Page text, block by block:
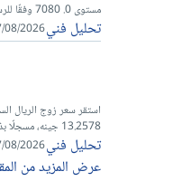
مستوى 0. 7080 وفقًا للرسم البياني.
تحليل فني2026 13:57 GMT0
13.2578 جينه، مسجلًا بذلك تراجع طفيف بنحو 0.02%، اذ اتسمت جلسة التداول
تحليل فني2026 00:57 GMT0
عرض المزيد من